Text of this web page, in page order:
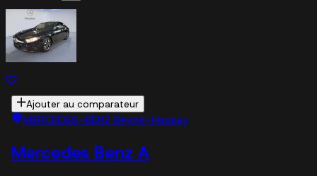
Ajouter au comparateur
MERCEDES-BENZ Beyne-Heusay
Mercedes Benz A